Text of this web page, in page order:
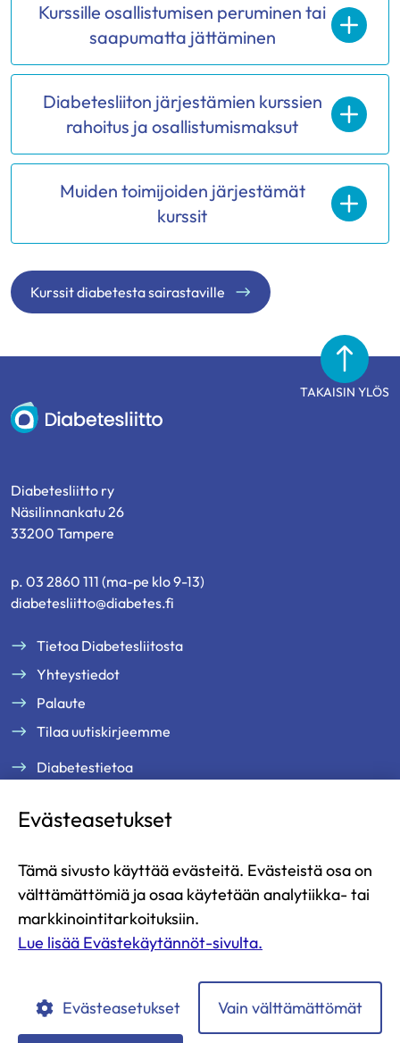
Kurssille osallistumisen peruminen tai
saapumatta jättäminen
Diabetesliiton järjestämien kurssien
rahoitus ja osallistumismaksut
Muiden toimijoiden järjestämät
kurssit
Kurssit diabetesta sairastaville
TAKAISIN YLÖS
Diabetesliitto
Diabetesliitto ry
Näsilinnankatu 26
33200 Tampere
p. 03 2860 111 (ma-pe klo 9-13)
diabetesliitto@diabetes.fi
Tietoa Diabetesliitosta
Yhteystiedot
Palaute
Tilaa uutiskirjeemme
Diabetestietoa
Jäsenille
Ajankohtaista
Yritysyhteistyö ja kumppanuus
Lahjoita
Evästeasetukset
Tämä sivusto käyttää evästeitä. Evästeistä osa on
välttämättömiä ja osaa käytetään analytiikka- tai
markkinointitarkoituksiin.
Lue lisää Evästekäytännöt-sivulta.
Evästeasetukset Vain välttämättömät